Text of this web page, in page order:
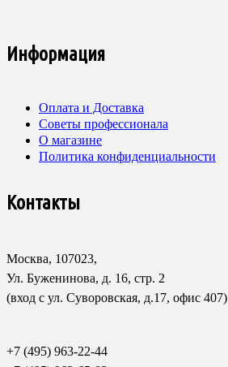
Информация
Оплата и Доставка
Советы профессионала
О магазине
Политика конфиденциальности
Контакты
Москва, 107023,
Ул. Буженинова, д. 16, стр. 2
(вход с ул. Суворовская, д.17, офис 407)
+7 (495) 963-22-44